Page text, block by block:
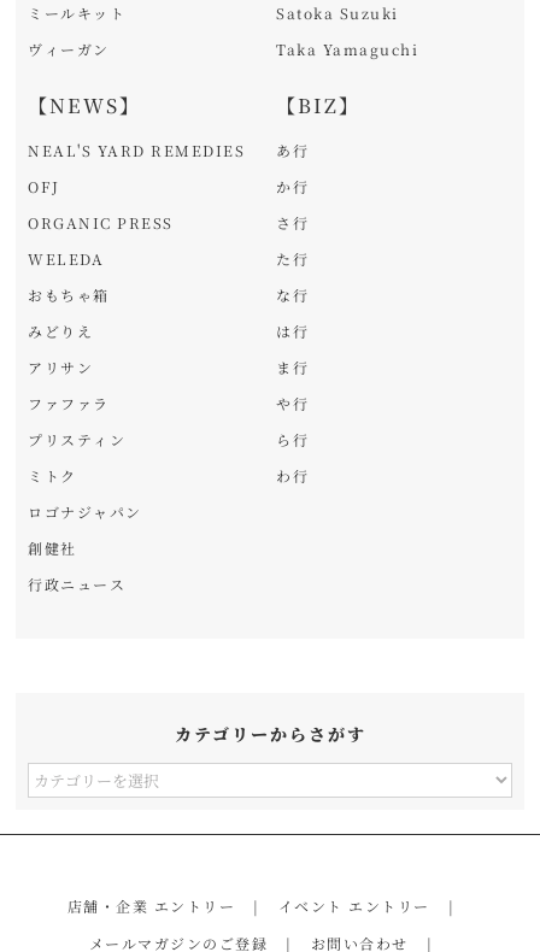
ミールキット
ヴィーガン
【NEWS】
NEAL'S YARD REMEDIES
OFJ
ORGANIC PRESS
WELEDA
おもちゃ箱
みどりえ
アリサン
ファファラ
プリスティン
ミトク
ロゴナジャパン
創健社
行政ニュース
Satoka Suzuki
Taka Yamaguchi
【BIZ】
あ行
か行
さ行
た行
な行
は行
ま行
や行
ら行
わ行
カテゴリーからさがす
カ
店舗・企業 エントリー
イベント エントリー
メールマガジンのご登録
お問い合わせ